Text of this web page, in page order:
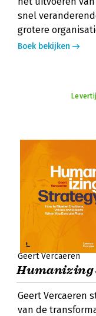
snel
grotere
Boek bekijken
Geert Vercaeren
Humanizing
Geert Vercaeren
van de